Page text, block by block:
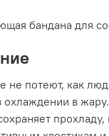
бандана для
не потеют, как
в